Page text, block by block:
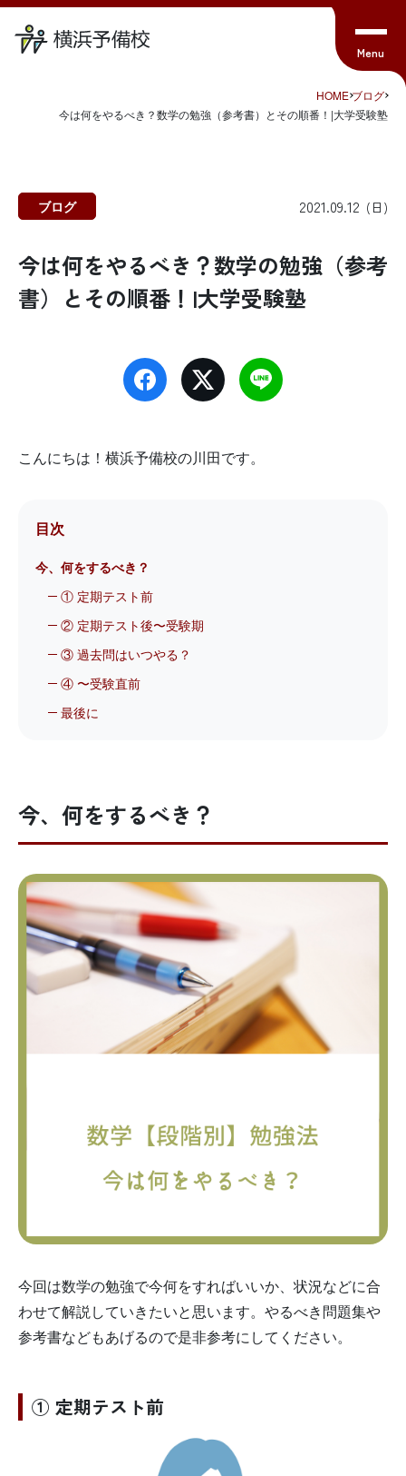
HOME ブログ
今は何をやるべき？数学の勉強（参考書）とその順番！|大学受験塾
ブログ 2021.09.12 (日)
今は何をやるべき？数学の勉強（参考
書）とその順番！|大学受験塾
こんにちは！横浜予備校の川田です。
目次
今、何をするべき？
① 定期テスト前
② 定期テスト後〜受験期
③ 過去問はいつやる？
④ 〜受験直前
最後に
今、何をするべき？
今回は数学の勉強で今何をすればいいか、状況などに合
わせて解説していきたいと思います。やるべき問題集や
参考書などもあげるので是非参考にしてください。
① 定期テスト前